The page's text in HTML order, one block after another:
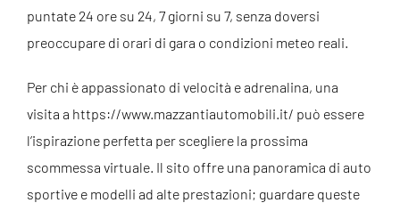
puntate 24 ore su 24, 7 giorni su 7, senza doversi
preoccupare di orari di gara o condizioni meteo reali.
Per chi è appassionato di velocità e adrenalina, una
visita a https://www.mazzantiautomobili.it/ può essere
l’ispirazione perfetta per scegliere la prossima
scommessa virtuale. Il sito offre una panoramica di auto
sportive e modelli ad alte prestazioni; guardare queste